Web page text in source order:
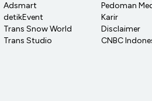
Adsmart
detikEvent
Trans Snow World
Trans Studio
Pedoman
Karir
Disclaimer
CNBC